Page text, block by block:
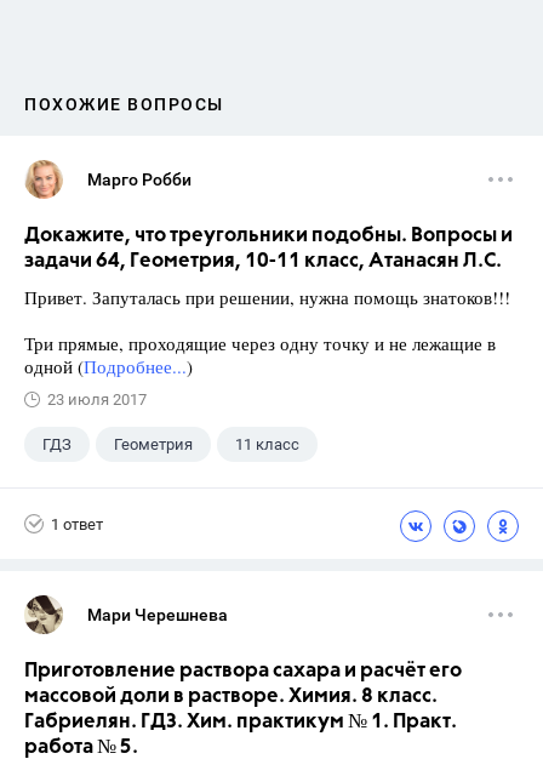
ПОХОЖИЕ ВОПРОСЫ
Марго Робби
Докажите, что треугольники подобны. Вопросы и
задачи 64, Геометрия, 10-11 класс, Атанасян Л.С.
Привет. Запуталась при решении, нужна помощь знатоков!!!
Три прямые, проходящие через одну точку и не лежащие в
одной (Подробнее...)
23 июля 2017
ГДЗ Геометрия 11 класс
1 ответ
Мари Черешнева
Приготовление раствора сахара и расчёт его
массовой доли в растворе. Химия. 8 класс.
Габриелян. ГДЗ. Хим. практикум № 1. Практ.
работа № 5.